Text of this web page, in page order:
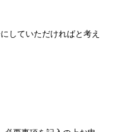
いただければと考え